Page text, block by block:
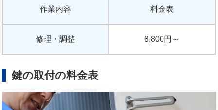
作業内容 料金表
修理・調整 8,800円～
鍵の取付の料金表